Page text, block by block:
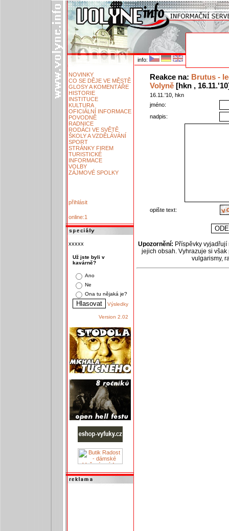
info:
NOVINKY
CO SE DĚJE VE MĚSTĚ
GLOSY A KOMENTÁŘE
HISTORIE
INSTITUCE
KULTURA
OFICIÁLNÍ INFORMACE
POVODNĚ
RADNICE
RODÁCI VE SVĚTĚ
ŠKOLY A VZDĚLÁVÁNÍ
SPORT
STRÁNKY FIREM
TURISTICKÉ
INFORMACE
VOLBY
ZÁJMOVÉ SPOLKY
přihlásit
online:1
xxxxx
Už jste byli v
kavárně?
Ano
Ne
Ona tu nějaká je?
Výsledky
Version 2.02
Reakce na: Brutus -
Volyně[hkn ,
16.11.'10, hkn
jméno:
nadpis:
opište text:
Upozornění: Příspěvky
jejich obsah. Vyhrazuje si
vulgarismy,